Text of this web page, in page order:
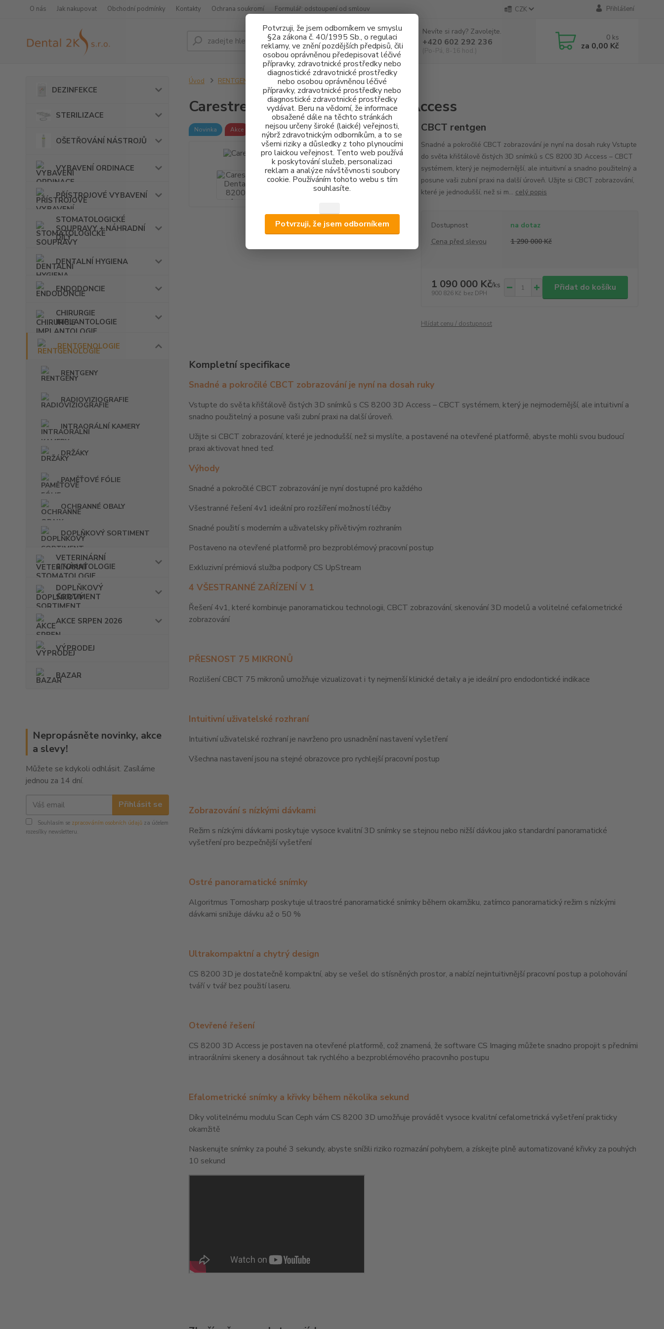
Potvrzuji, že jsem odborníkem ve smyslu
§2a zákona č. 40/1995 Sb., o regulaci
reklamy, ve znění pozdějších předpisů, čili
osobou oprávněnou předepisovat léčivé
přípravky, zdravotnické prostředky nebo
diagnostické zdravotnické prostředky
nebo osobou oprávněnou léčivé
přípravky, zdravotnické prostředky nebo
diagnostické zdravotnické prostředky
vydávat. Beru na vědomí, že informace
obsažené dále na těchto stránkách
nejsou určeny široké (laické) veřejnosti,
nýbrž zdravotnickým odborníkům, a to se
všemi riziky a důsledky z toho plynoucími
pro laickou veřejnost. Tento web používá
k poskytování služeb, personalizaci
reklam a analýze návštěvnosti soubory
cookie. Používáním tohoto webu s tím
souhlasíte.
Potvrzuji, že jsem odborníkem
O nás Jak nakupovat Obchodní podmínky Kontakty Ochrana soukromí Formulář: odstoupení od smlouv CZK Přihlášení
Hledat
Nevíte si rady? Zavolejte.
+420 602 292 236
(Po-Pá, 8-16 hod.)
0 ks
za 0,00 Kč
DEZINFEKCE
STERILIZACE
OŠETŘOVÁNÍ NÁSTROJŮ
VYBAVENÍ ORDINACE
PŘÍSTROJOVÉ VYBAVENÍ
STOMATOLOGICKÉ
SOUPRAVY + NÁHRADNÍ
DÍLY
DENTALNÍ HYGIENA
ENDODONCIE
CHIRURGIE
IMPLANTOLOGIE
RENTGENOLOGIE
RENTGENY
RADIOVIZIOGRAFIE
INTRAORÁLNÍ KAMERY
DRŽÁKY
PAMĚŤOVÉ FÓLIE
OCHRANNÉ OBALY
DOPLŇKOVÝ SORTIMENT
VETERINÁRNÍ
STOMATOLOGIE
DOPLŇKOVÝ
SORTIMENT
AKCE SRPEN 2026
VÝPRODEJ
BAZAR
Nepropásněte novinky, akce
a slevy!
Můžete se kdykoli odhlásit. Zasíláme
jednou za 14 dní.
Přihlásit se
Souhlasím se zpracováním osobních údajů za účelem
rozesílky newsletteru.
Úvod RENTGENOLOGIE Carestream Dental CS 8200 3D Access
Carestream Dental CS 8200 3D Access
Novinka Akce CBCT rentgen
Snadné a pokročilé CBCT zobrazování je nyní na dosah ruky Vstupte
do světa křišťálově čistých 3D snímků s CS 8200 3D Access – CBCT
systémem, který je nejmodernější, ale intuitivní a snadno použitelný a
posune vaši zubní praxi na další úroveň. Užijte si CBCT zobrazování,
které je jednodušší, než si m... celý popis
Dostupnost
na dotaz
Cena před slevou
1 290 000 Kč
1 090 000 Kč/ks
900 826 Kč bez DPH
Přidat do košíku
Hlídat cenu / dostupnost
Kompletní specifikace
Snadné a pokročilé CBCT zobrazování je nyní na dosah ruky
Vstupte do světa křišťálově čistých 3D snímků s CS 8200 3D Access – CBCT systémem, který je nejmodernější, ale intuitivní a
snadno použitelný a posune vaši zubní praxi na další úroveň.
Užijte si CBCT zobrazování, které je jednodušší, než si myslíte, a postavené na otevřené platformě, abyste mohli svou budoucí
praxi aktivovat hned teď.
Výhody
Snadné a pokročilé CBCT zobrazování je nyní dostupné pro každého
Všestranné řešení 4v1 ideální pro rozšíření možností léčby
Snadné použití s ​​moderním a uživatelsky přívětivým rozhraním
Postaveno na otevřené platformě pro bezproblémový pracovní postup
Exkluzivní prémiová služba podpory CS UpStream
4 VŠESTRANNÉ ZAŘÍZENÍ V 1
Řešení 4v1, které kombinuje panoramatickou technologii, CBCT zobrazování, skenování 3D modelů a volitelné cefalometrické
zobrazování
PŘESNOST 75 MIKRONŮ
Rozlišení CBCT 75 mikronů umožňuje vizualizovat i ty nejmenší klinické detaily a je ideální pro endodontické indikace
Intuitivní uživatelské rozhraní
Intuitivní uživatelské rozhraní je navrženo pro usnadnění nastavení vyšetření
Všechna nastavení jsou na stejné obrazovce pro rychlejší pracovní postup
Zobrazování s nízkými dávkami
Režim s nízkými dávkami poskytuje vysoce kvalitní 3D snímky se stejnou nebo nižší dávkou jako standardní panoramatické
vyšetření pro bezpečnější vyšetření
Ostré panoramatické snímky
Algoritmus Tomosharp poskytuje ultraostré panoramatické snímky během okamžiku, zatímco panoramatický režim s nízkými
dávkami snižuje dávku až o 50 %
Ultrakompaktní a chytrý design
CS 8200 3D je dostatečně kompaktní, aby se vešel do stísněných prostor, a nabízí nejintuitivnější pracovní postup a polohování
tváří v tvář bez použití laseru.
Otevřené řešení
CS 8200 3D Access je postaven na otevřené platformě, což znamená, že software CS Imaging můžete snadno propojit s předními
intraorálními skenery a dosáhnout tak rychlého a bezproblémového pracovního postupu
Efalometrické snímky a křivky během několika sekund
Díky volitelnému modulu Scan Ceph vám CS 8200 3D umožňuje provádět vysoce kvalitní cefalometrická vyšetření prakticky
okamžitě
Naskenujte snímky za pouhé 3 sekundy, abyste snížili riziko rozmazání pohybem, a získejte plně automatizované křivky za pouhých
10 sekund